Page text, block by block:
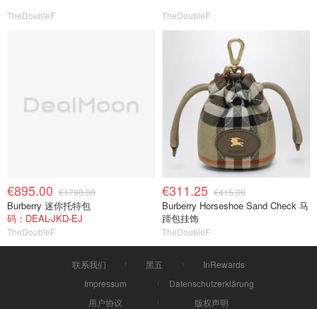
TheDoubleF TheDoubleF
€895.00 €1790.00
Burberry 迷你托特包
码：DEAL-JKD-EJ
TheDoubleF
€311.25 €415.00
Burberry Horseshoe Sand Check 马
蹄包挂饰
TheDoubleF
联系我们 黑五
InRewards
Impressum
Datenschutzerklärung
用户协议
版权声明